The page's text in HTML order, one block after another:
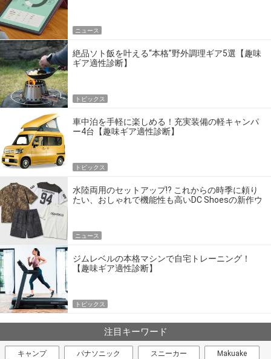
ニュース
絶品ソト飯を叶える“本格”野外調理ギア5選【趣味
ギア適性診断】
トピックス
車中泊を手軽に楽しめる！充実装備の軽キャンパ
ー4台【趣味ギア適性診断】
トピックス
水陸両用のセットアップ!? これからの時季に頼り
たい、おしゃれで機能性も高いDC Shoesの新作ウ
ニュース
ジムレベルの本格マシンで自宅トレーニング！
【趣味ギア適性診断】
トピックス
注目キーワード
キャンプ パナソニック スニーカー Makuake